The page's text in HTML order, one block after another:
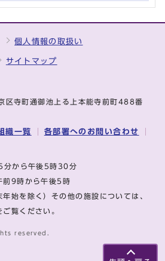
個人情報の取扱い
サイトマップ
寺町通御池上る上本能寺前町488番
織一覧 各部署へのお問い合わせ
分から午後5時30分
前9時から午後5時
年始を除く）その他の施設については、
覧ください。
reserved.